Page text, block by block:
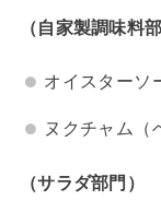
（自家製調味料部
オイスターソ
ヌクチャム（
（サラダ部門）